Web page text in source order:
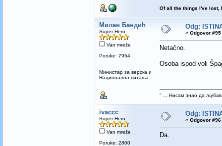
Of all the things I've lost,
Милан Бандић
Super Hero
Van mreže
Poruke: 7954
Mинистар за верска и
Национална питања
Odg:
« Odgovor
Netačno.
Osoba ispod voli
" ... Нисам знао да љубав
ivaccc
Super Hero
Van mreže
Poruke: 2800
Odg:
« Odgovor
Da.